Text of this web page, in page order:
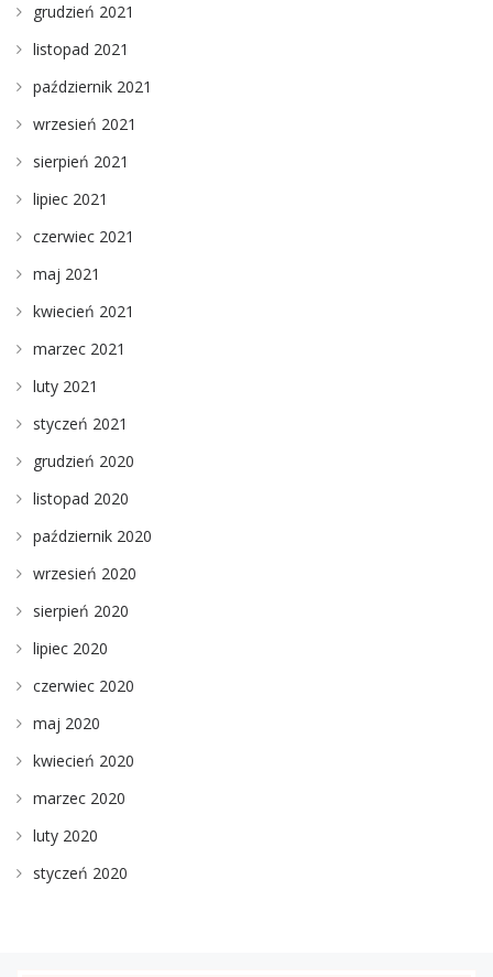
grudzień 2021
listopad 2021
październik 2021
wrzesień 2021
sierpień 2021
lipiec 2021
czerwiec 2021
maj 2021
kwiecień 2021
marzec 2021
luty 2021
styczeń 2021
grudzień 2020
listopad 2020
październik 2020
wrzesień 2020
sierpień 2020
lipiec 2020
czerwiec 2020
maj 2020
kwiecień 2020
marzec 2020
luty 2020
styczeń 2020